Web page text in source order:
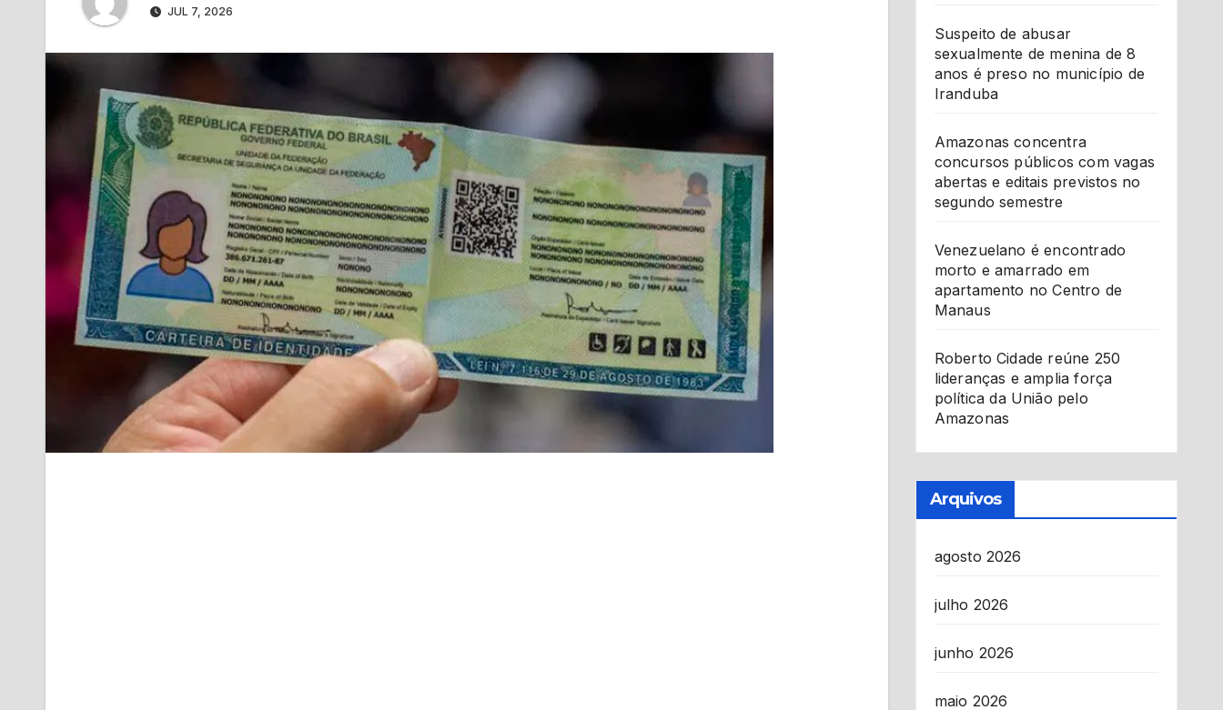
JUL 7, 2026
Suspeito de abusar
sexualmente de menina de 8
anos é preso no município de
Iranduba
Amazonas concentra
concursos públicos com vagas
abertas e editais previstos no
segundo semestre
Venezuelano é encontrado
morto e amarrado em
apartamento no Centro de
Manaus
Roberto Cidade reúne 250
lideranças e amplia força
política da União pelo
Amazonas
Arquivos
agosto 2026
julho 2026
junho 2026
maio 2026